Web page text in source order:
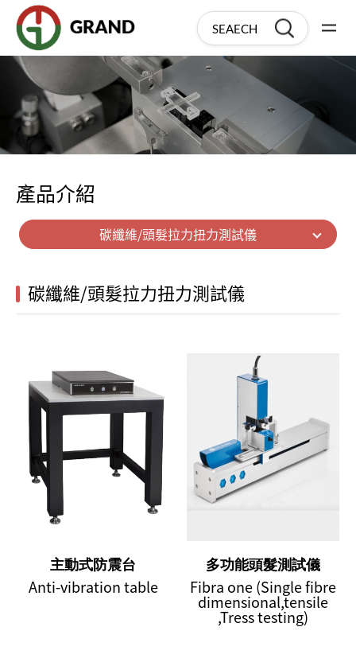
產品介紹
碳纖維/頭髮拉力扭力測試儀
碳纖維/頭髮拉力扭力測試儀
主動式防震台
Anti-vibration table
多功能頭髮測試儀
Fibra one (Single fibre
dimensional,tensile
,Tress testing)